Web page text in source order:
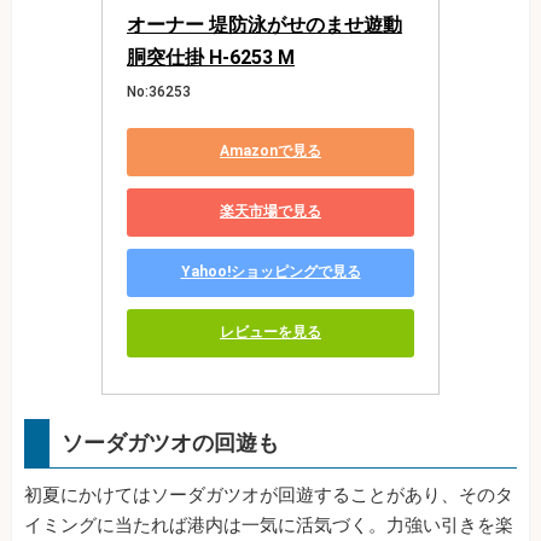
オーナー 堤防泳がせのませ遊動
胴突仕掛 H-6253 M
No:36253
Amazonで見る
楽天市場で見る
Yahoo!ショッピングで見る
レビューを見る
ソーダガツオの回遊も
初夏にかけてはソーダガツオが回遊することがあり、そのタ
イミングに当たれば港内は一気に活気づく。力強い引きを楽